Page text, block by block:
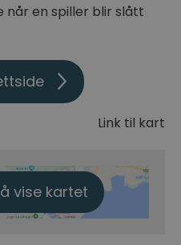
når en spiller blir slått
Link til kart
vise kartet